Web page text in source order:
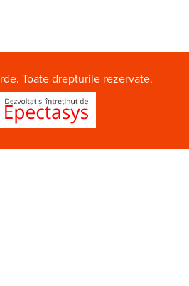
Toate drepturile rezervate.